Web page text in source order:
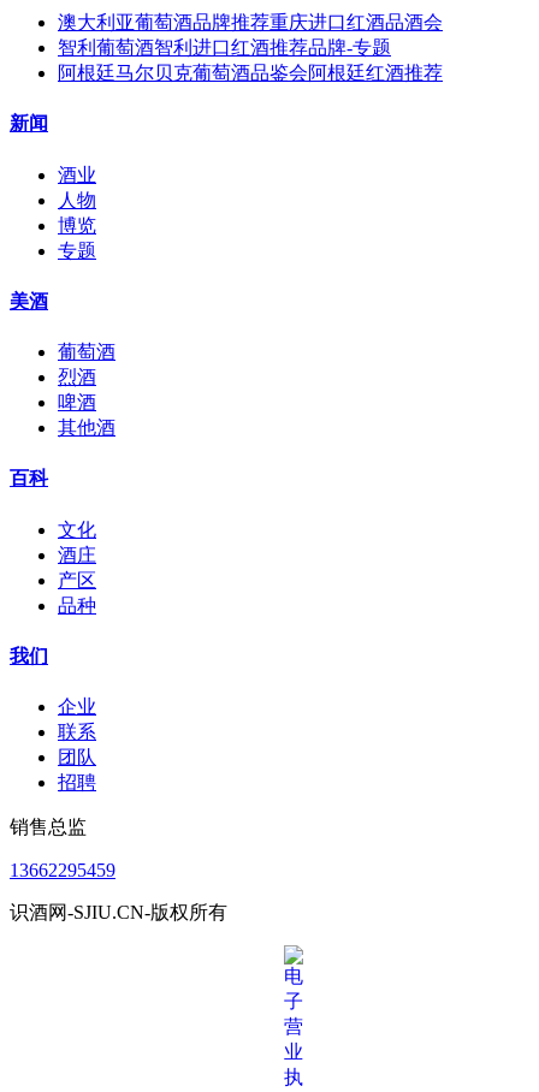
澳大利亚葡萄酒品牌推荐重庆进口红酒品酒会
智利葡萄酒智利进口红酒推荐品牌-专题
阿根廷马尔贝克葡萄酒品鉴会阿根廷红酒推荐
新闻
酒业
人物
博览
专题
美酒
葡萄酒
烈酒
啤酒
其他酒
百科
文化
酒庄
产区
品种
我们
企业
联系
团队
招聘
销售总监
13662295459
识酒网-SJIU.CN-版权所有